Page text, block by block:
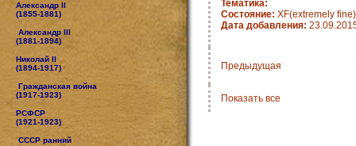
Александр II
(1855-1881)
Александр III
(1881-1894)
Николай II
(1894-1917)
Гражданская война
(1917-1923)
РСФСР
(1921-1923)
СССР ранний
Тематика:
Состояние: XF(extremely fine)
Дата добавления:
Предыдущая
Показать все